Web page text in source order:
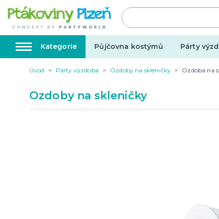
Kategorie Půjčovna kostýmů Párty
Úvod Párty výzdoba Ozdoby na skleničky Ozdoba na
Ozdoby na skleničky